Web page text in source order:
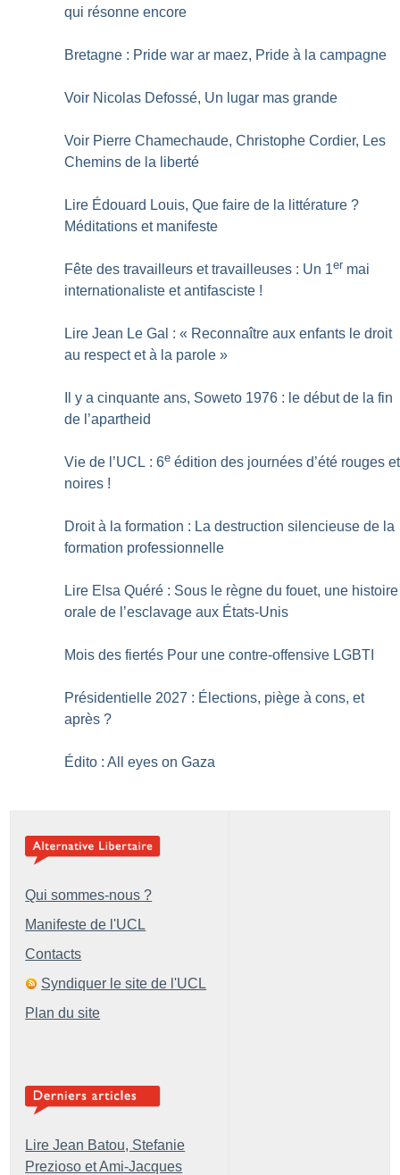
qui résonne encore
Bretagne : Pride war ar maez, Pride à la campagne
Voir Nicolas Defossé, Un lugar mas grande
Voir Pierre Chamechaude, Christophe Cordier, Les
Chemins de la liberté
Lire Édouard Louis, Que faire de la littérature ?
Méditations et manifeste
Fête des travailleurs et travailleuses : Un 1er mai
internationaliste et antifasciste !
Lire Jean Le Gal : « Reconnaître aux enfants le droit
au respect et à la parole »
Il y a cinquante ans, Soweto 1976 : le début de la fin
de l’apartheid
Vie de l’UCL : 6e édition des journées d’été rouges et
noires !
Droit à la formation : La destruction silencieuse de la
formation professionnelle
Lire Elsa Quéré : Sous le règne du fouet, une histoire
orale de ­l’esclavage aux États-Unis
Mois des fiertés Pour une contre-offensive LGBTI
Présidentielle 2027 : Élections, piège à cons, et
après ?
Édito : All eyes on Gaza
Qui sommes-nous ?
Manifeste de l'UCL
Contacts
Syndiquer le site de l'UCL
Plan du site
Lire Jean Batou, Stefanie
Prezioso et Ami-Jacques